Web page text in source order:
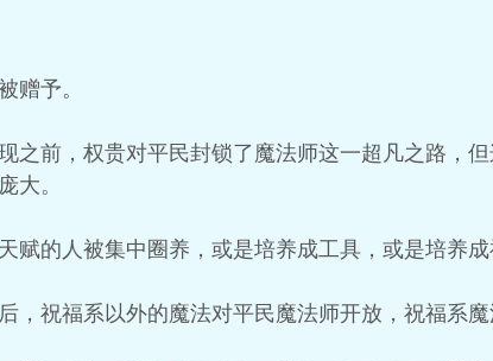
赠予。
之前，权贵对平民封锁了魔法师这一超凡之路，
大。
赋的人被集中圈养，或是培养成工具，或是培养
，祝福系以外的魔法对平民魔法师开放，祝福系魔